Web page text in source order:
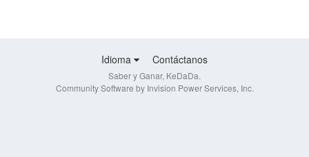
Idioma Contáctanos
Saber y Ganar, KeDaDa.
Community Software by Invision Power Services, Inc.